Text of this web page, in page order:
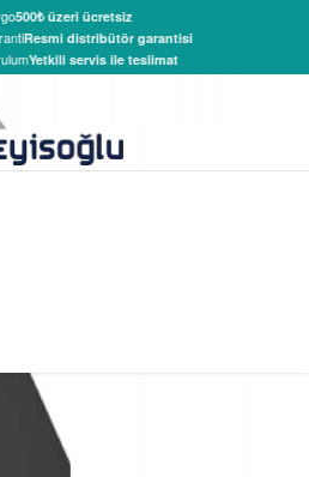
500₺ üzeri ücretsiz
Resmi distribütör garantisi
Yetkili servis ile teslimat